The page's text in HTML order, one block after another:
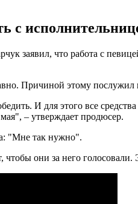
с
заявил, что работа с
Причиной этому послужил
И для этого все
– утверждает продюсер.
"Мне так нужно".
они за него